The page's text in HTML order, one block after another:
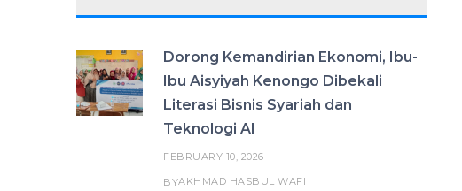
Dorong Kemandirian Ekonomi, Ibu-
Ibu Aisyiyah Kenongo Dibekali
Literasi Bisnis Syariah dan
Teknologi AI
FEBRUARY 10, 2026
BYAKHMAD HASBUL WAFI